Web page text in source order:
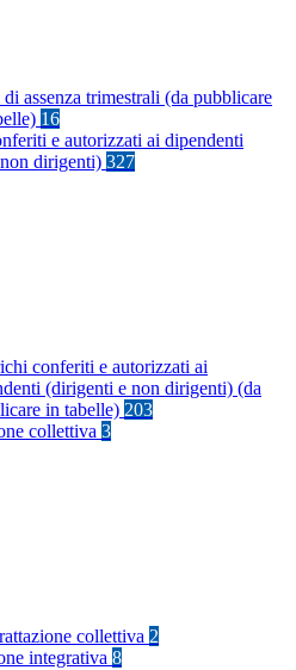
di assenza trimestrali (da pubblicare
16
e autorizzati ai dipendenti
dirigenti) 327
conferiti e autorizzati ai
(dirigenti e non dirigenti) (da
in tabelle) 203
collettiva 3
collettiva 2
integrativa 8